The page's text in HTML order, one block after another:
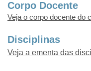
Corpo Docente
Veja o corpo docente do
Disciplinas
Veja a ementa das